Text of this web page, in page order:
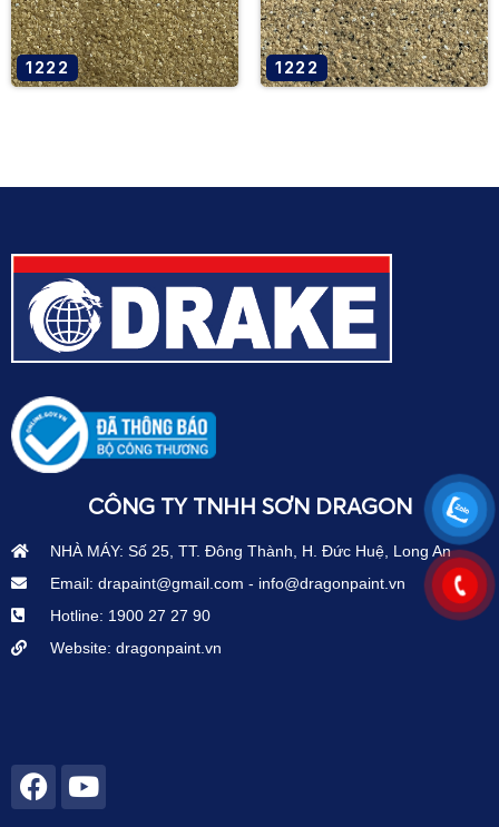
1222 1222
CÔNG TY TNHH SƠN DRAGON
NHÀ MÁY: Số 25, TT. Đông Thành, H. Đức Huệ, Long An
Email: drapaint@gmail.com - info@dragonpaint.vn
Hotline: 1900 27 27 90
Website: dragonpaint.vn